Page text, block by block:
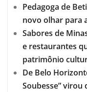
Pedagoga de
novo olhar para
Sabores de
e restaurantes
patrimônio
De Belo
Soubesse”